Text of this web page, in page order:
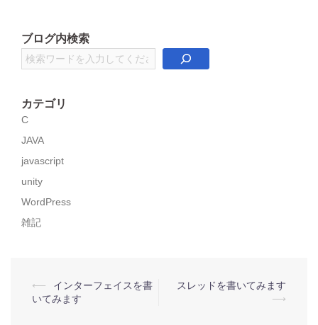
ブログ内検索
検
索
カテゴリ
C
JAVA
javascript
unity
WordPress
雑記
投
稿
⟵
インターフェイスを書
いてみます
スレッドを書いてみます
⟶